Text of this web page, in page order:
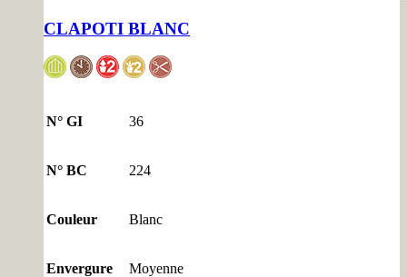
CLAPOTI BLANC
N° GI 36
N° BC 224
Couleur Blanc
Envergure Moyenne